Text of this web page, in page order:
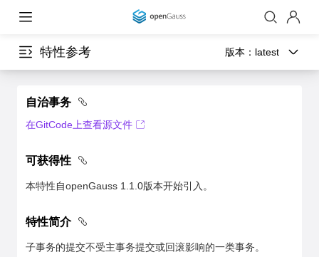
特性参考 版本： latest
自治事务
在GitCode上查看源文件
可获得性
本特性自openGauss 1.1.0版本开始引入。
特性简介
子事务的提交不受主事务提交或回滚影响的一类事务。